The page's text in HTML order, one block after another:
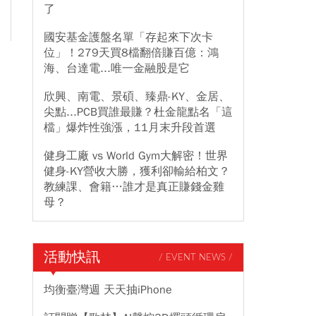
了
國安基金護盤名單「存起來下次卡
位」！279天買8檔翻倍賺百億：鴻
海、台達電...唯一金融股是它
欣興、南電、景碩、臻鼎-KY、金居、
尖點...PCB買誰最賺？杜金龍點名「這
檔」爆炸性強漲，11月末升段首選
健身工廠 vs World Gym大解密！世界
健身-KY營收大勝，獲利卻輸給柏文？
教練課、會籍…誰才是真正賺錢金雞
母？
活動快訊 / EVENT NEWS /
均衡臺灣週 天天抽iPhone